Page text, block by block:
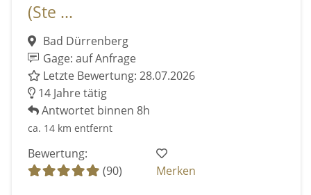
(Ste ...
Bad Dürrenberg
Gage: auf Anfrage
Letzte Bewertung: 28.07.2026
14 Jahre tätig
Antwortet binnen 8h
ca. 14 km entfernt
Bewertung:
(90)
Merken